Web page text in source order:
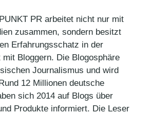
PR arbeitet nicht nur mit
zusammen, sondern besitzt
Erfahrungsschatz in der
mit Bloggern. Die Blogosphäre
Journalismus und wird
12 Millionen deutsche
sich 2014 auf Blogs über
Produkte informiert. Die Leser